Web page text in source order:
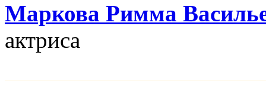
Маркова Римма
актриса